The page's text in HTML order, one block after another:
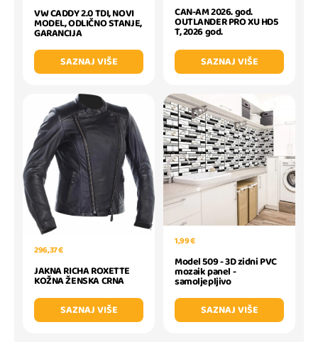
VW CADDY 2.0 TDI, NOVI
MODEL, ODLIČNO STANJE,
GARANCIJA
SAZNAJ VIŠE
CAN-AM 2026. god.
OUTLANDER PRO XU HD5
T, 2026 god.
SAZNAJ VIŠE
296,37 €
JAKNA RICHA ROXETTE
KOŽNA ŽENSKA CRNA
SAZNAJ VIŠE
1,99 €
Model 509 - 3D zidni PVC
mozaik panel -
samoljepljivo
SAZNAJ VIŠE